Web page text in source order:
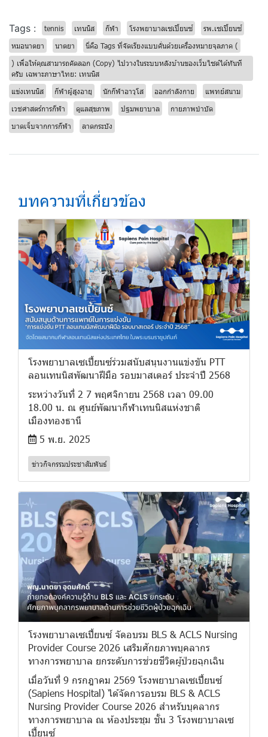
Tags : tennis เทนนิส กีฬา โรงพยาบาลเซเปี้ยนซ์
รพ.เซเปี้ยนซ์
หมอนาตยา
นาตยา
นี่คือ Tags ที่จัดเรียงแบบคั่นด้วยเครื่องหมายจุลภาค (
) เพื่อให้คุณสามารถคัดลอก (Copy) ไปวางในระบบหลังบ้านของเว็บไซต์ได้ทันที
ครับ เฉพาะภาษาไทย: เทนนิส
แข่งเทนนิส
กีฬาผู้สูงอายุ นักกีฬาอาวุโส ออกกำลังกาย
แพทย์สนาม
เวชศาสตร์การกีฬา
ดูแลสุขภาพ ปฐมพยาบาล
กายภาพบำบัด
บาดเจ็บจากการกีฬา
ลาดกระบัง
บทความที่เกี่ยวข้อง
โรงพยาบาลเซเปี้ยนซ์ร่วมสนับสนุนงานแข่งขัน PTT
ลอนเทนนิสพัฒนาฝีมือ รอบมาสเตอร์ ประจำปี 2568
ระหว่างวันที่ 2 7 พฤศจิกายน 2568 เวลา 09.00
18.00 น. ณ ศูนย์พัฒนากีฬาเทนนิสแห่งชาติ
เมืองทองธานี
5 พ.ย. 2025
ข่าวกิจกรรมประชาสัมพันธ์
โรงพยาบาลเซเปี้ยนซ์ จัดอบรม BLS & ACLS Nursing
Provider Course 2026 เสริมศักยภาพบุคลากร
ทางการพยาบาล ยกระดับการช่วยชีวิตผู้ป่วยฉุกเฉิน
เมื่อวันที่ 9 กรกฎาคม 2569 โรงพยาบาลเซเปี้ยนซ์
(Sapiens Hospital) ได้จัดการอบรม BLS & ACLS
Nursing Provider Course 2026 สำหรับบุคลากร
ทางการพยาบาล ณ ห้องประชุม ชั้น 3 โรงพยาบาลเซ
เปี้ยนซ์